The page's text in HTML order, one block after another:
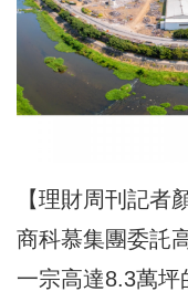
【理財周刊記者
商科慕集團委託
一宗高達8.3萬坪